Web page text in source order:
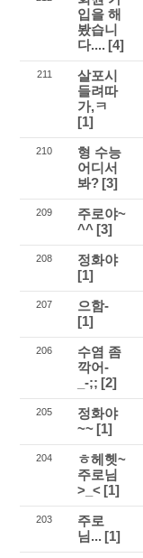
입을 해
봤습니
다.... [4]
211
살포시
들려따
가,ㅋ
[1]
210
형 수능
어디서
봐? [3]
209
주로야~
^^ [3]
208
정화야
[1]
207
으함-
[1]
206
수염 좀
깍어-
_-;; [2]
205
정화야
~~ [1]
204
ㅎ헤헷~
주로님
>_< [1]
203
주로
님... [1]